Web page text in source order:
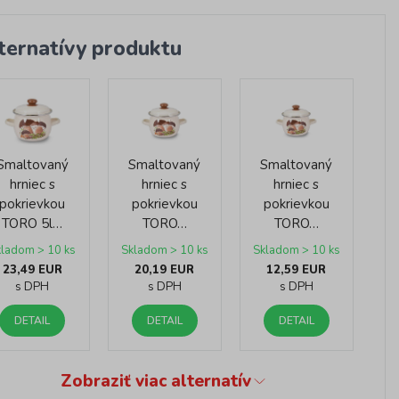
produktu
hrniec s
pokrievkou
TORO 5l…
> 10 ks
23,49 EUR
s DPH
DETAIL
Smaltovaný
hrniec s
pokrievkou
TORO…
Skladom > 10 ks
20,19 EUR
s DPH
DETAIL
Smaltovaný
hrniec s
pokrievkou
TORO…
Skladom > 10 ks
12,59 EUR
s DPH
DETAIL
Zobraziť viac alternatív